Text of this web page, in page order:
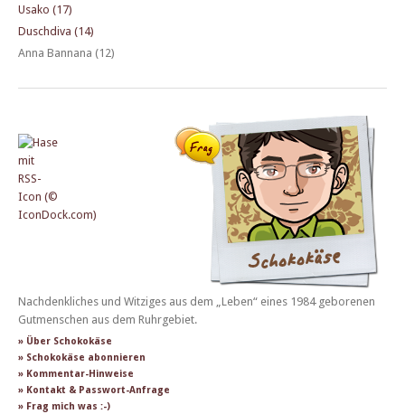
Usako (17)
Duschdiva (14)
Anna Bannana (12)
Nachdenkliches und Witziges aus dem „Leben“ eines 1984 geborenen
Gutmenschen aus dem Ruhrgebiet.
» Über Schokokäse
» Schokokäse abonnieren
» Kommentar-Hinweise
» Kontakt & Passwort-Anfrage
» Frag mich was :-)